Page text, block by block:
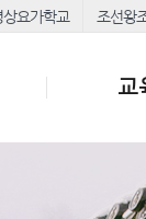
상요가학교 조선왕
교